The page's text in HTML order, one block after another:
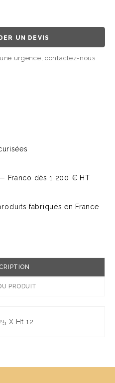
UN DEVIS
urgence, contactez-nous
Franco dès 1 200 € HT
fabriqués en France
PRODUIT
X Ht 12